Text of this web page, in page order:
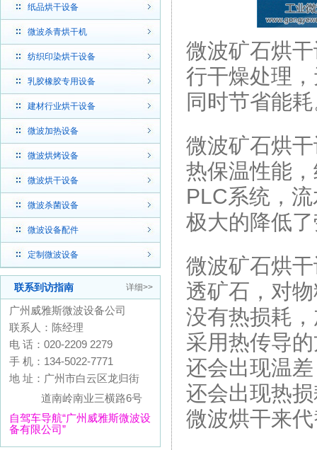
纸品烘干设备
微波杀青烘干机
纺织印染烘干设备
乳胶橡胶专用设备
建材行业烘干设备
微波加热设备
微波烘烤设备
微波烘干设备
微波杀菌设备
微波设备配件
定制微波设备
联系到访指南 详细>>
广州威雅斯微波设备公司
联系人：陈经理
电 话：020-2209 2279
手 机：134-5022-7771
地 址：广州市白云区龙归街
道南岭南业三横路6号
自驾车导航“广州威雅斯微波设
备有限公司”
微波矿石烘
行干燥处理
同时节省能
微波矿石烘
热保温性能
PLC系统，
极大的降低
微波矿石烘
透矿石，对
没有热损耗
采用热传导
还会出现温
还会出现热
微波烘干来